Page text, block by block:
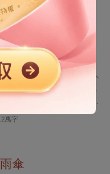
不想招魂，我想要找一個
幫我算一算嗎？」 我讓對
看完那個生辰八字，我惋
人，不是失蹤，而是已經
者，千人亂葬處，墳前
煉就白毛僵。 這事棘手
萬字
鬥鬼
利，幹了兩票大的。 人
停了直播，跑到天橋底
靜了。 結果，昔日金融
他把全身僅剩的一萬塊轉
弟，你離死不遠啦！
萬字
傘